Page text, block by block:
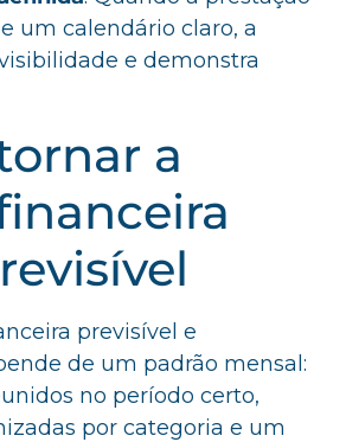
um calendário claro, a
e demonstra
a
previsível e
de um padrão mensal:
no período certo,
por categoria e um